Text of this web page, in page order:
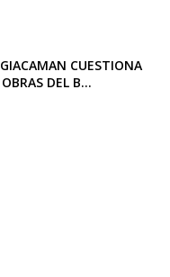
CUESTIONA
DEL B...